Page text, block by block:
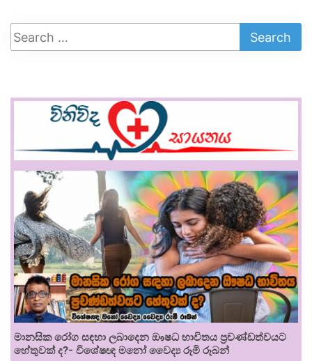
මානසික රෝග සඳහා ලබාදෙන ඖෂධ භාවිතය ප්‍රචණ්ඩත්වයට
හේතුවක් ද?- විශේෂඥ මනෝ වෛද්‍ය රූමි රූබන්